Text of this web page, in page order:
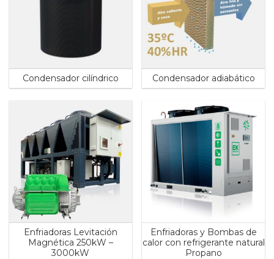
Condensador cilíndrico Condensador adiabático
Enfriadoras Levitación
Magnética 250kW –
3000kW
Enfriadoras y Bombas de
calor con refrigerante natural
Propano